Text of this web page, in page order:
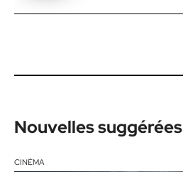
Nouvelles suggérées
CINÉMA